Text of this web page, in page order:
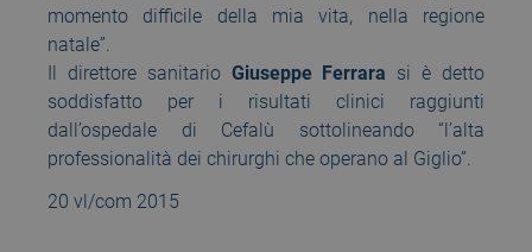
momento difficile della mia vita, nella regione
natale”.
Il direttore sanitario Giuseppe Ferrara si è detto
soddisfatto per i risultati clinici raggiunti
dall’ospedale di Cefalù sottolineando “l’alta
professionalità dei chirurghi che operano al Giglio”.
20 vl/com 2015